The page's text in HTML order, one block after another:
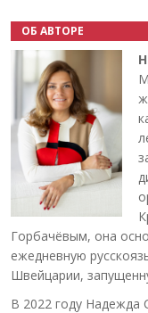
ОБ АВТОРЕ
Горбачёвым, она
ежедневную
Швейцарии,
В 2022 году Надежда